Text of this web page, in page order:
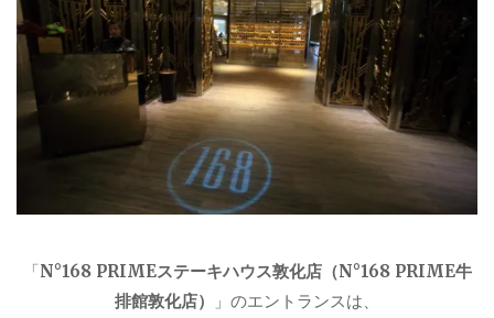
「N°168 PRIMEステーキハウス敦化店（N°168 PRIME牛
排館敦化店）
」のエントランスは、